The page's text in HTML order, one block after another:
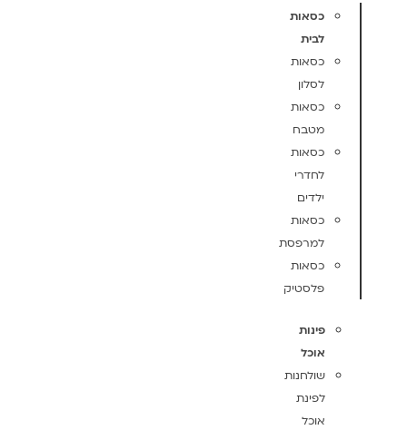
כסאות
לבית
כסאות
לסלון
כסאות
מטבח
כסאות
לחדרי
ילדים
כסאות
למרפסת
כסאות
פלסטיק
פינות
אוכל
שולחנות
לפינת
אוכל